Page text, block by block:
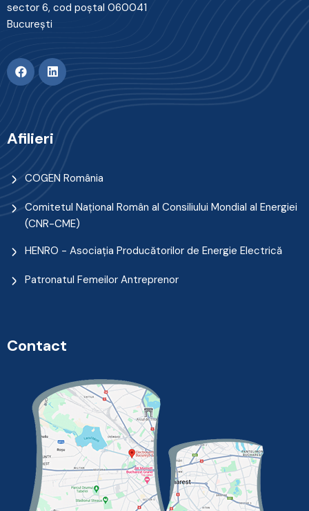
sector 6, cod poştal 060041
Bucureşti
Afilieri
COGEN România
Comitetul Naţional Român al Consiliului Mondial al Energiei
(CNR-CME)
HENRO - Asociația Producătorilor de Energie Electrică
Patronatul Femeilor Antreprenor
Contact